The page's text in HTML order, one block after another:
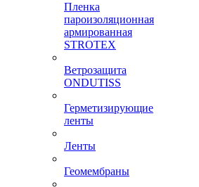
Пленка
пароизоляционная
армированная
STROTEX
Ветрозащита
ONDUTISS
Герметизирующие
ленты
Ленты
Геомембраны